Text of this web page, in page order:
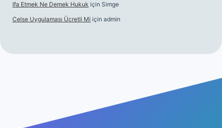
Ifa Etmek Ne Demek Hukuk için Simge
Celse Uygulaması Ücretli Mi için admin